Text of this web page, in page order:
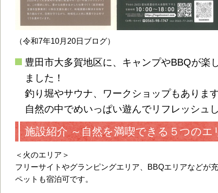
（令和7年10月20日ブログ）
豊田市大多賀地区に、キャンプやBBQが楽
ました！
釣り堀やサウナ、ワークショップもありま
自然の中でめいっぱい遊んでリフレッシュ
施設紹介 ～自然を満喫できる５つのエ
＜火のエリア＞
フリーサイトやグランピングエリア、BBQエリアなどが
ペットも宿泊可です。